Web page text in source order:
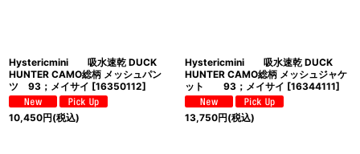
Hystericmini 吸水速乾 DUCK
HUNTER CAMO総柄 メッシュパン
ツ 93；メイサイ [16350112]
10,450円(税込)
Hystericmini 吸水速乾 DUCK
HUNTER CAMO総柄 メッシュジャケ
ット 93；メイサイ [16344111]
13,750円(税込)